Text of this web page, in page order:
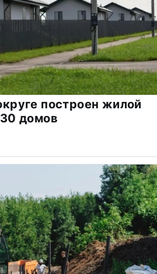
построен жилой
домов